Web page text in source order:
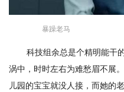
暴躁老马
科技组余总是个精明能干
涡中，时时左右为难愁眉不展
儿园的宝宝就没人接，而她的